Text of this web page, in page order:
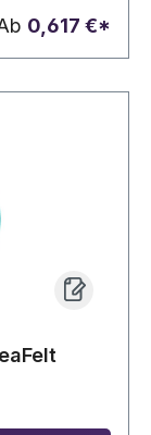
Produkt
x 11 mm
0,617 €*